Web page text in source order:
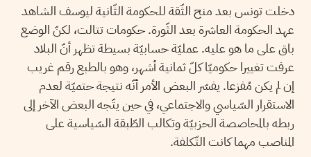
دخلت تونس بعد منح الثّقة للحكومة الثّانية ليوسف الشاهد
عهد الحكومة العاشرة بعد الثّورة. حكومات تتالت، لكنّ الوضع
باق على ما هو عليه. عمليّة حسابيّة بسيطة تظهر أنّ البلاد
عرفت تغييرا حكوميّا كلّ ثمانية أشهر، وهو بالطبع رقم غريب
إن لم يكن مُفزعا. يفسّر البعض الأمر أنّه نتيجة حتميّة لعدم
الاستقرار السّياسي والاجتماعي، في حين يتّجه البعض الآخر إلى
ربطه بالمحاصصة الحزبيّة وتكالب الطّبقة السّياسية على
المناصب مهما كانت التّكلفة.